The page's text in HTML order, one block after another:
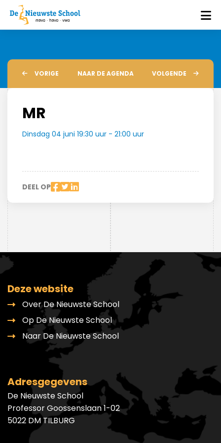
VORIGE NAAR DE AGENDA VOLGENDE
MR
Dinsdag 04 juni 19:30 uur - 21:00 uur
DEEL OP
Deze website
Over De Nieuwste School
Op De Nieuwste School
Naar De Nieuwste School
Adresgegevens
De Nieuwste School
Professor Goossenslaan 1-02
5022 DM TILBURG